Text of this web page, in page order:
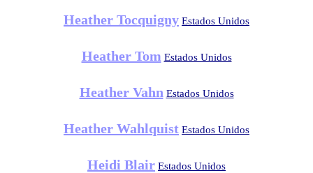
Heather Tocquigny Estados Unidos
Heather Tom Estados Unidos
Heather Vahn Estados Unidos
Heather Wahlquist Estados Unidos
Heidi Blair Estados Unidos